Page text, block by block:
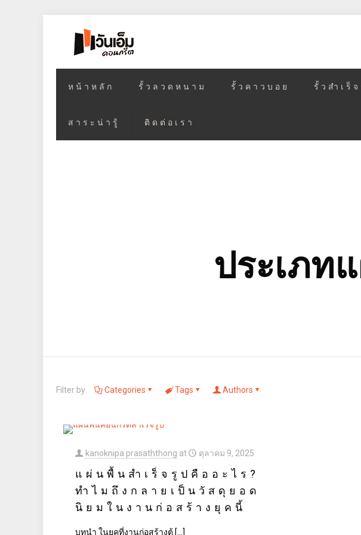
หน้าหลัก รั้วลวดหนาม รั้วคาวบอย รั้วสำเร็
สาระน่ารู้ ติดต่อเรา
ประเภท
Filter by Categories Tags Authors
kanoknipa prasaththong at ตุลาคม 9, 2025
แผ่นพื้นสำเร็จรูปคืออะไร?
ทำไมถึงกลายเป็นวัสดุยอด
นิยมในงานก่อสร้างยุคนี้
บทนำ ในยุคที่งานก่อสร้างต้ […]